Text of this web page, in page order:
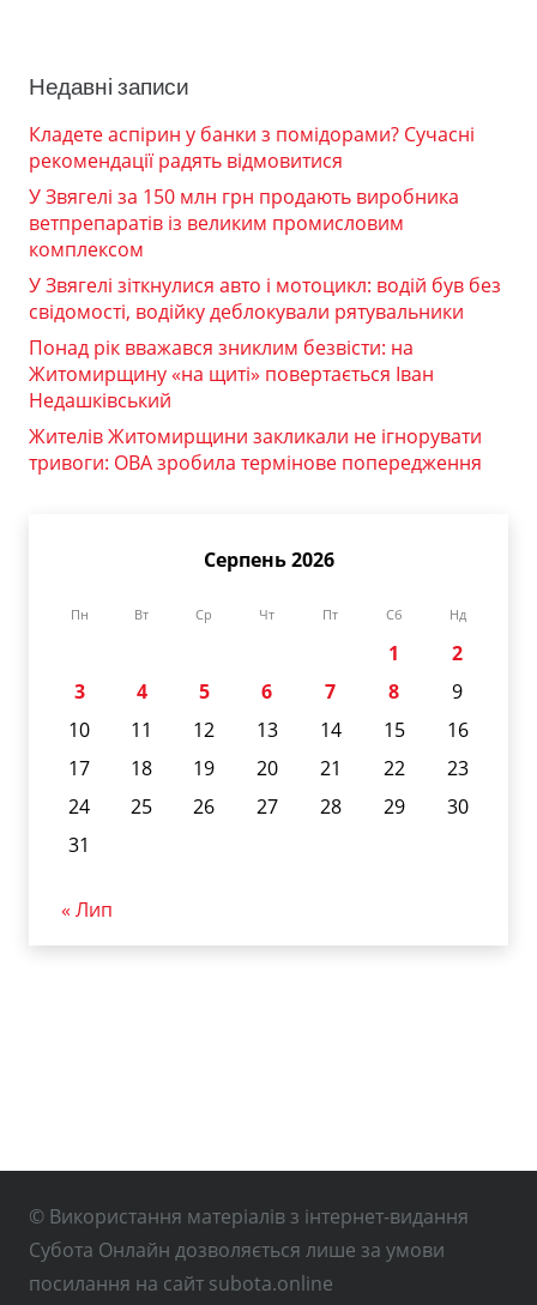
Недавні записи
Кладете аспірин у банки з помідорами? Сучасні
рекомендації радять відмовитися
У Звягелі за 150 млн грн продають виробника
ветпрепаратів із великим промисловим
комплексом
У Звягелі зіткнулися авто і мотоцикл: водій був без
свідомості, водійку деблокували рятувальники
Понад рік вважався зниклим безвісти: на
Житомирщину «на щиті» повертається Іван
Недашківський
Жителів Житомирщини закликали не ігнорувати
тривоги: ОВА зробила термінове попередження
Серпень 2026
Пн Вт Ср Чт Пт Сб Нд
1
2
3
4 5 6 7 8
9
10
11 12 13 14 15
16
17
18 19 20 21 22
23
24
25 26 27 28 29
30
31
« Лип
© Використання матеріалів з інтернет-видання
Субота Онлайн дозволяється лише за умови
посилання на сайт subota.online